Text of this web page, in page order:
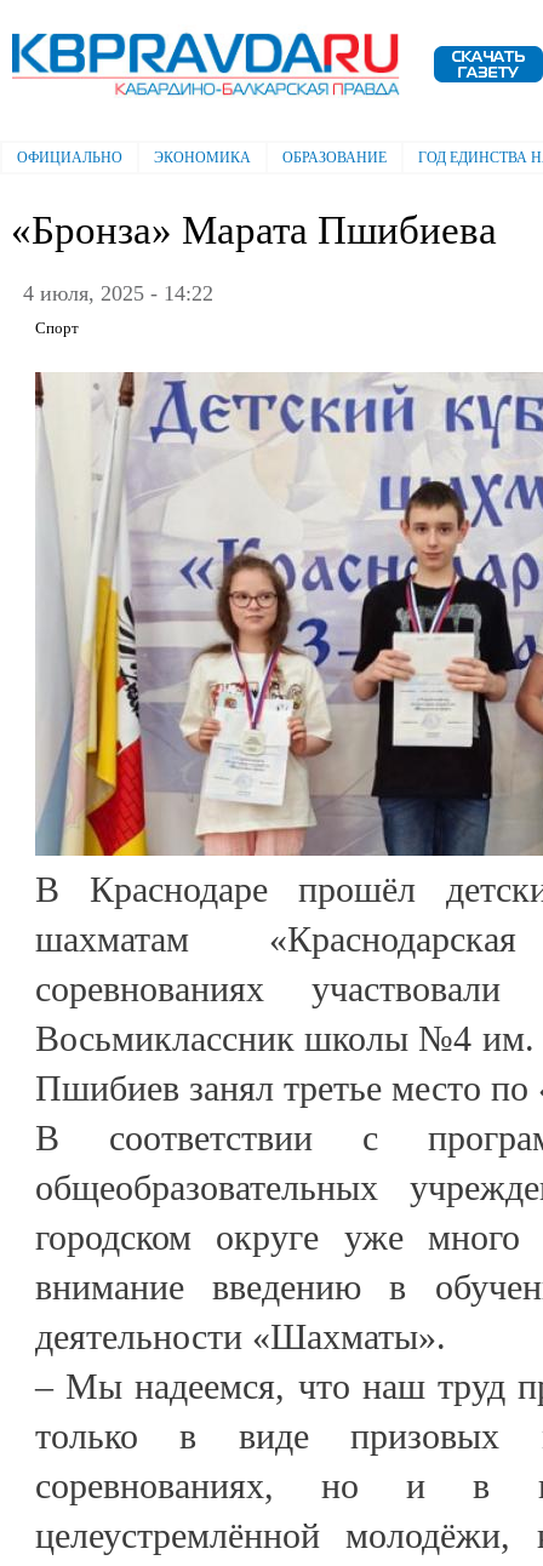
Электронная газета "Кабардино-
Балкарская правда"
Главное меню
ОФИЦИАЛЬНО ЭКОНОМИКА ОБРАЗОВАНИЕ ГОД ЕДИНСТВА
«Бронза» Марата Пшибиева
4 июля, 2025 - 14:22
Спорт
В Краснодаре прошёл
шахматам
соревнованиях
Восьмиклассник школы №4
Пшибиев занял третье место
В соответствии с
общеобразовательных
городском округе уже много
внимание введению в
деятельности «Шахматы».
– Мы надеемся, что наш труд
только в виде призовых
соревнованиях, но и в
целеустремлённой